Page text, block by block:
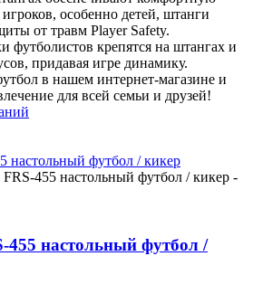
особенно детей, штанги
от травм Player Safety.
футболистов крепятся на штангах и
придавая игре динамику.
в нашем интернет-магазине и
для всей семьи и друзей!
455 настольный футбол /